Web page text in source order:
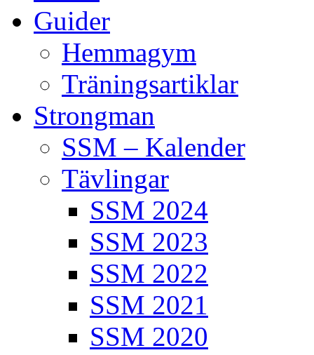
Guider
Hemmagym
Träningsartiklar
Strongman
SSM – Kalender
Tävlingar
SSM 2024
SSM 2023
SSM 2022
SSM 2021
SSM 2020